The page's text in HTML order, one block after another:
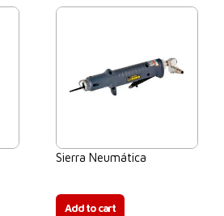
Sierra Neumática
Add to cart